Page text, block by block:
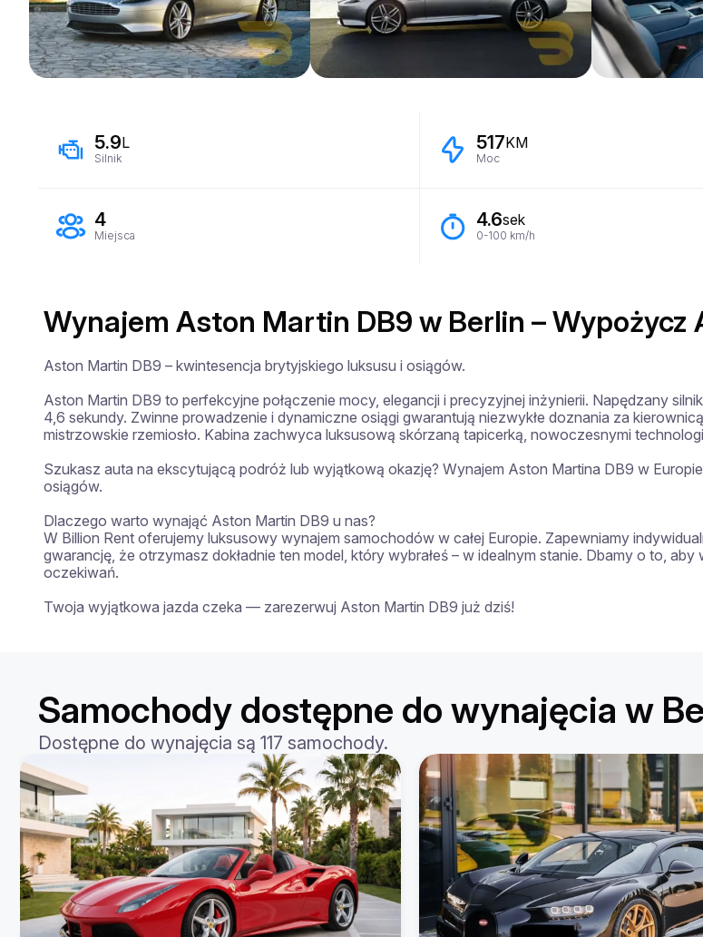
5.9L
Silnik
517KM
Moc
4
Miejsca
4.6sek
0-100 km/h
Wynajem Aston Martin DB9 w Berlin –
Aston Martin DB9 – kwintesencja brytyjskiego luksusu i osiągów.
Aston Martin DB9 to perfekcyjne połączenie mocy, elegancji i precyzyjnej inżynierii. Napędzany
4,6 sekundy. Zwinne prowadzenie i dynamiczne osiągi gwarantują niezwykłe doznania za
mistrzowskie rzemiosło. Kabina zachwyca luksusową skórzaną tapicerką, nowoczesnymi
Szukasz auta na ekscytującą podróż lub wyjątkową okazję? Wynajem Aston Martina DB9 w
osiągów.
Dlaczego warto wynająć Aston Martin DB9 u nas?
W Billion Rent oferujemy luksusowy wynajem samochodów w całej Europie. Zapewniamy
gwarancję, że otrzymasz dokładnie ten model, który wybrałeś – w idealnym stanie. Dbamy o to,
oczekiwań.
Twoja wyjątkowa jazda czeka — zarezerwuj Aston Martin DB9 już dziś!
Samochody dostępne do wynajęcia w
Dostępne do wynajęcia są 117 samochody.